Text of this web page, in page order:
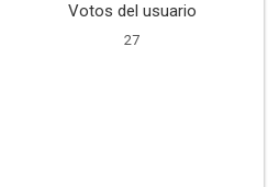
Votos del usuario
27